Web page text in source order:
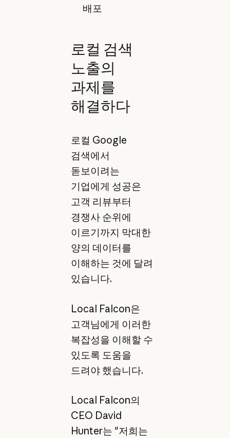
배포
로컬 검색
노출의
과제를
해결하다
로컬 Google
검색에서
돋보이려는
기업에게 성공은
고객 리뷰부터
경쟁사 순위에
이르기까지 막대한
양의 데이터를
이해하는 것에 달려
있습니다.
Local Falcon은
고객님에게 이러한
복잡성을 이해할 수
있도록 도움을
드려야 했습니다.
Local Falcon의
CEO David
Hunter는 "저희는